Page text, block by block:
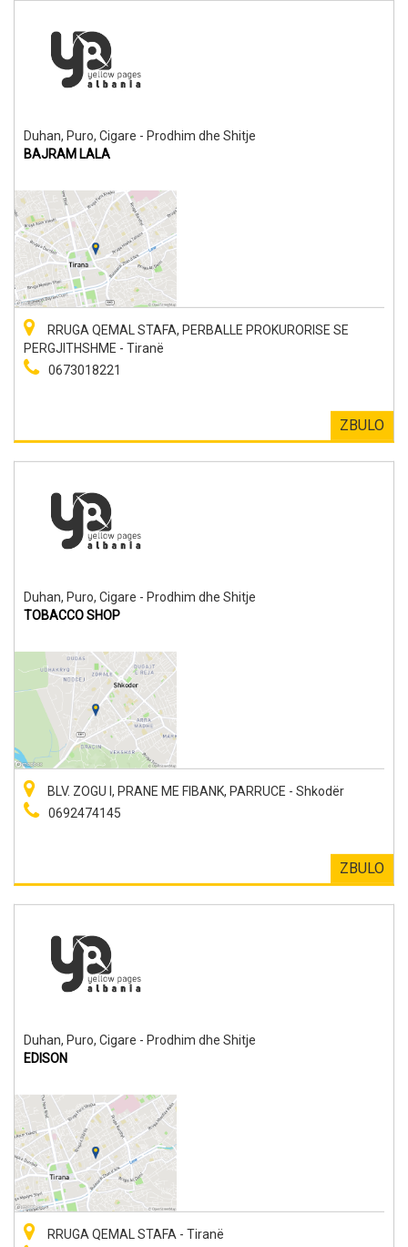
Duhan, Puro, Cigare - Prodhim dhe Shitje
BAJRAM LALA
RRUGA QEMAL STAFA, PERBALLE PROKURORISE SE
PERGJITHSHME - Tiranë
0673018221
ZBULO
Duhan, Puro, Cigare - Prodhim dhe Shitje
TOBACCO SHOP
BLV. ZOGU I, PRANE ME FIBANK, PARRUCE - Shkodër
0692474145
ZBULO
Duhan, Puro, Cigare - Prodhim dhe Shitje
EDISON
RRUGA QEMAL STAFA - Tiranë